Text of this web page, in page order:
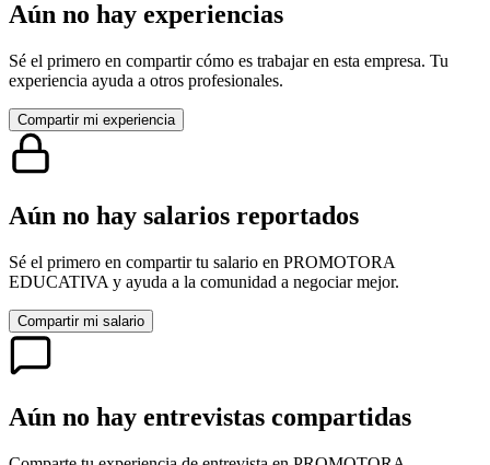
Aún no hay experiencias
Sé el primero en compartir cómo es trabajar en esta empresa. Tu
experiencia ayuda a otros profesionales.
Compartir mi experiencia
Aún no hay salarios reportados
Sé el primero en compartir tu salario en PROMOTORA
EDUCATIVA y ayuda a la comunidad a negociar mejor.
Compartir mi salario
Aún no hay entrevistas compartidas